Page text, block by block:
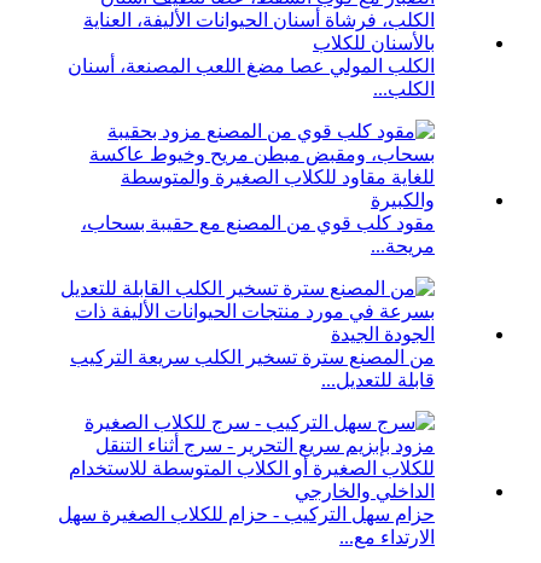
الكلب المولي عصا مضغ اللعب المصنعة، أسنان
الكلب...
مقود كلب قوي من المصنع مع حقيبة بسحاب،
مريحة...
من المصنع سترة تسخير الكلب سريعة التركيب
قابلة للتعديل...
حزام سهل التركيب - حزام للكلاب الصغيرة سهل
الارتداء مع...